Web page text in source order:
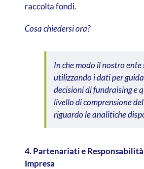
raccolta fondi.
Cosa chiedersi ora?
In che modo il nostro ente
utilizzando i dati per
decisioni di fundraising e
livello di comprensione
riguardo le analitiche
4. Partenariati e
Impresa